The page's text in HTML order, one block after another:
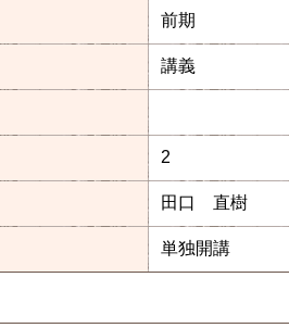
前期
講義
2
田口 直樹
単独開講